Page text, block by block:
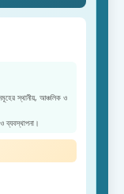
স্থানীয়, আঞ্চলিক ও
ব্যবস্থাপনা।